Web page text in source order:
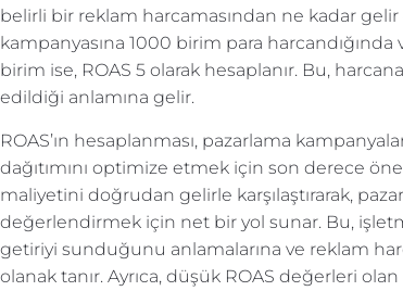
belirli bir reklam harcamasından ne kadar
kampanyasına 1000 birim para
birim ise, ROAS 5 olarak hesaplanır. Bu,
edildiği anlamına gelir.
ROAS’ın hesaplanması, pazarlama
dağıtımını optimize etmek için son derece
maliyetini doğrudan gelirle karşılaştırarak,
değerlendirmek için net bir yol sunar. Bu,
getiriyi sunduğunu anlamalarına ve reklam
olanak tanır. Ayrıca, düşük ROAS değerleri